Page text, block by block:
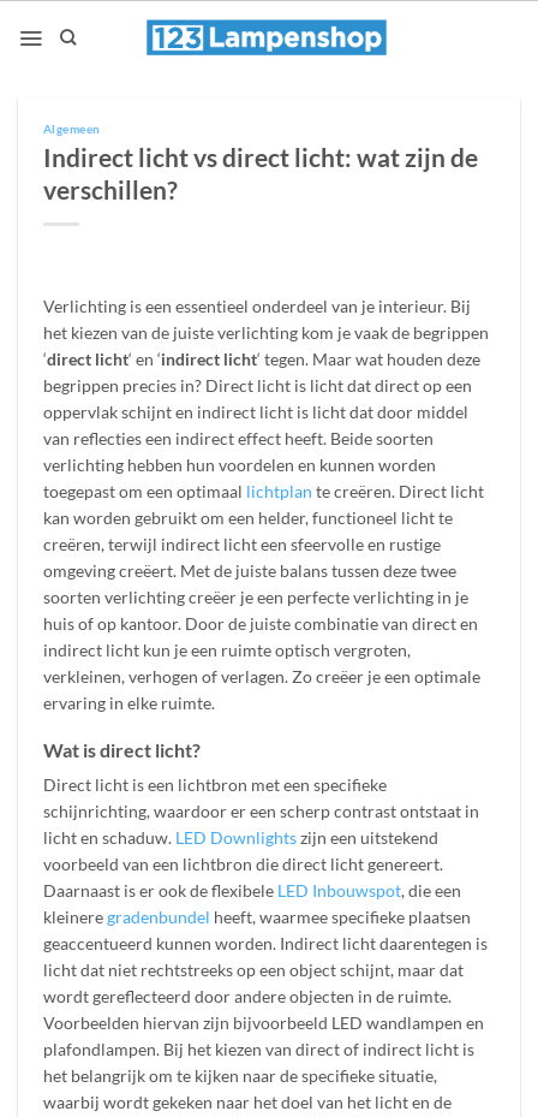
naar
Algemeen
Indirect licht vs direct licht: wat zijn de
verschillen?
Verlichting is een essentieel onderdeel van je interieur. Bij
het kiezen van de juiste verlichting kom je vaak de begrippen
‘direct licht‘ en ‘indirect licht‘ tegen. Maar wat houden deze
begrippen precies in? Direct licht is licht dat direct op een
oppervlak schijnt en indirect licht is licht dat door middel
van reflecties een indirect effect heeft. Beide soorten
verlichting hebben hun voordelen en kunnen worden
toegepast om een optimaal lichtplan te creëren. Direct licht
kan worden gebruikt om een helder, functioneel licht te
creëren, terwijl indirect licht een sfeervolle en rustige
omgeving creëert. Met de juiste balans tussen deze twee
soorten verlichting creëer je een perfecte verlichting in je
huis of op kantoor. Door de juiste combinatie van direct en
indirect licht kun je een ruimte optisch vergroten,
verkleinen, verhogen of verlagen. Zo creëer je een optimale
ervaring in elke ruimte.
Wat is direct licht?
Direct licht is een lichtbron met een specifieke
schijnrichting, waardoor er een scherp contrast ontstaat in
licht en schaduw. LED Downlightszijn een uitstekend
voorbeeld van een lichtbron die direct licht genereert.
Daarnaast is er ook de flexibele LED Inbouwspot, die een
kleineregradenbundel heeft, waarmee specifieke plaatsen
geaccentueerd kunnen worden. Indirect licht daarentegen is
licht dat niet rechtstreeks op een object schijnt, maar dat
wordt gereflecteerd door andere objecten in de ruimte.
Voorbeelden hiervan zijn bijvoorbeeld LED wandlampen en
plafondlampen. Bij het kiezen van direct of indirect licht is
het belangrijk om te kijken naar de specifieke situatie,
waarbij wordt gekeken naar het doel van het licht en de